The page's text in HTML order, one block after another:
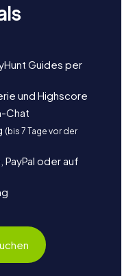
Guides per
und Highscore
Chat
(bis 7 Tage vor der
oder auf